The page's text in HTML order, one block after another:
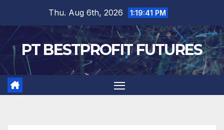
content
Thu. Aug 6th, 2026 1:19:42 PM
PT BESTPROFIT FUTURES